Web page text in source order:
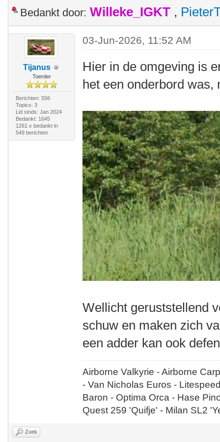
Bedankt door: Willeke_IGKT ,
Tijanus
Toerder
Berichten: 556
Topics: 3
Lid sinds: Jan 2024
Bedankt: 1645
1261 x bedankt in
549 berichten
03-Jun-2026, 11:52 AM
Hier in de omgeving is
het een onderbord
Wellicht geruststellend
schuw en maken zich
een adder kan ook
Airborne Valkyrie - Airborne
- Van Nicholas Euros -
Baron - Optima Orca - Hase
Quest 259 'Quifje' - Milan SL2
Zoek